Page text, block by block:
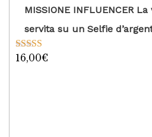
MISSIONE INFLUENCER
servita su un Selfie
Valutato
16,00€